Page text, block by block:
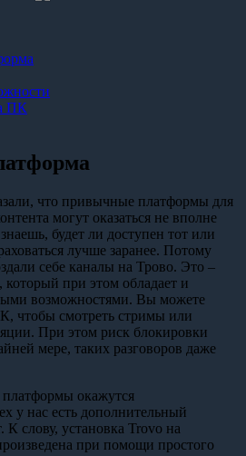
ПК
что привычные платформы для
могут оказаться не вполне
будет ли доступен тот или
лучше заранее. Потому
себе каналы на Трово. Это –
который при этом обладает и
возможностями. Вы можете
чтобы смотреть стримы или
При этом риск блокировки
мере, таких разговоров даже
окажутся
у нас есть дополнительный
К слову, установка Trovo на
при помощи простого